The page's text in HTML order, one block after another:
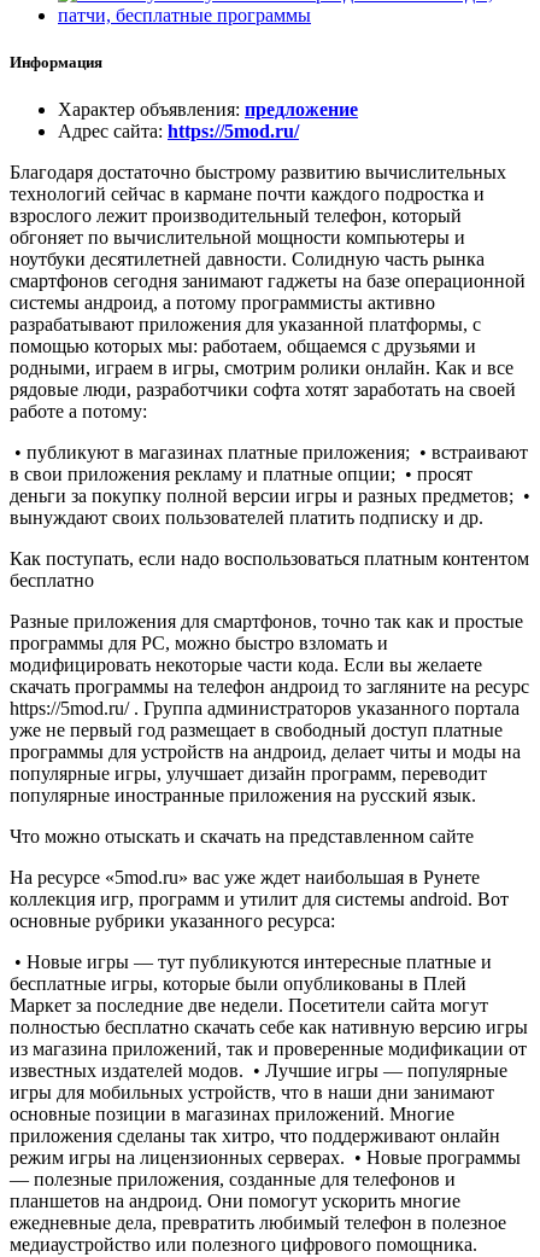
Информация
Характер объявления: предложение
Адрес сайта: https://5mod.ru/
Благодаря достаточно быстрому развитию вычислительных
технологий сейчас в кармане почти каждого подростка и
взрослого лежит производительный телефон, который
обгоняет по вычислительной мощности компьютеры и
ноутбуки десятилетней давности. Солидную часть рынка
смартфонов сегодня занимают гаджеты на базе операционной
системы андроид, а потому программисты активно
разрабатывают приложения для указанной платформы, с
помощью которых мы: работаем, общаемся с друзьями и
родными, играем в игры, смотрим ролики онлайн. Как и все
рядовые люди, разработчики софта хотят заработать на своей
работе а потому:
• публикуют в магазинах платные приложения; • встраивают
в свои приложения рекламу и платные опции; • просят
деньги за покупку полной версии игры и разных предметов; •
вынуждают своих пользователей платить подписку и др.
Как поступать, если надо воспользоваться платным контентом
бесплатно
Разные приложения для смартфонов, точно так как и простые
программы для PC, можно быстро взломать и
модифицировать некоторые части кода. Если вы желаете
скачать программы на телефон андроид то загляните на ресурс
https://5mod.ru/ . Группа администраторов указанного портала
уже не первый год размещает в свободный доступ платные
программы для устройств на андроид, делает читы и моды на
популярные игры, улучшает дизайн программ, переводит
популярные иностранные приложения на русский язык.
Что можно отыскать и скачать на представленном сайте
На ресурсе «5mod.ru» вас уже ждет наибольшая в Рунете
коллекция игр, программ и утилит для системы android. Вот
основные рубрики указанного ресурса:
• Новые игры — тут публикуются интересные платные и
бесплатные игры, которые были опубликованы в Плей
Маркет за последние две недели. Посетители сайта могут
полностью бесплатно скачать себе как нативную версию игры
из магазина приложений, так и проверенные модификации от
известных издателей модов. • Лучшие игры — популярные
игры для мобильных устройств, что в наши дни занимают
основные позиции в магазинах приложений. Многие
приложения сделаны так хитро, что поддерживают онлайн
режим игры на лицензионных серверах. • Новые программы
— полезные приложения, созданные для телефонов и
планшетов на андроид. Они помогут ускорить многие
ежедневные дела, превратить любимый телефон в полезное
медиаустройство или полезного цифрового помощника.